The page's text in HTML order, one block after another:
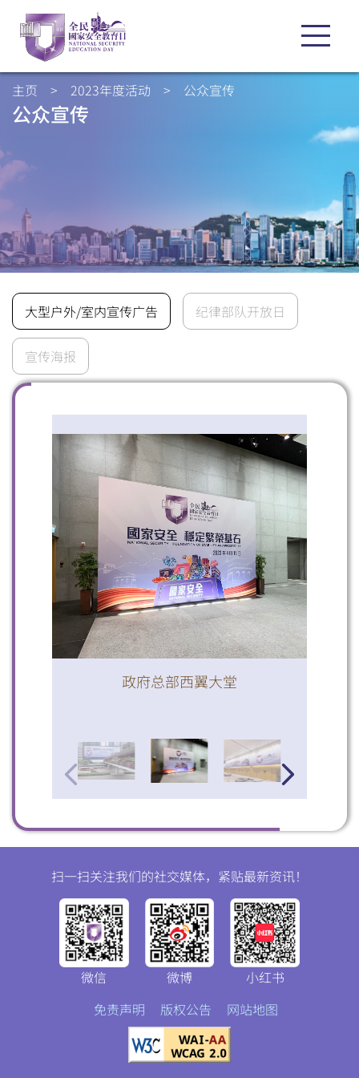
主页 > 2023年度活动 > 公众宣传
公众宣传
大型户外/室内宣传广告 纪律部队开放日
宣传海报
政府总部西翼大堂
免责声明 版权公告 网站地图
扫一扫关注我们的社交媒体，紧贴最新资讯！
微信 微博 小红书
扫一扫关注我们的社交媒体，紧贴最新资讯！
微信 微博 小红书